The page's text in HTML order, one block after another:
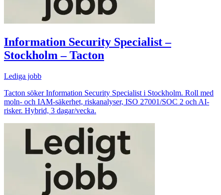
Information Security Specialist –
Stockholm – Tacton
Lediga jobb
Tacton söker Information Security Specialist i Stockholm. Roll med
moln- och IAM-säkerhet, riskanalyser, ISO 27001/SOC 2 och AI-
risker. Hybrid, 3 dagar/vecka.